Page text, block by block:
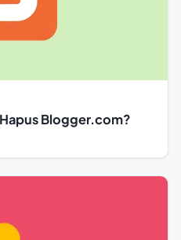
Blogger.com?